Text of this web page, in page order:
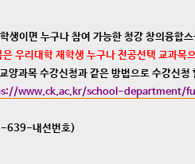
생이면 누구나 참여 가능한 청강 창의융합
우리대학 재학생 누구나 전공선택 교과목
양과목 수강신청과 같은 방법으로 수강신청
www.ck.ac.kr/school-department/
639-내선번호)